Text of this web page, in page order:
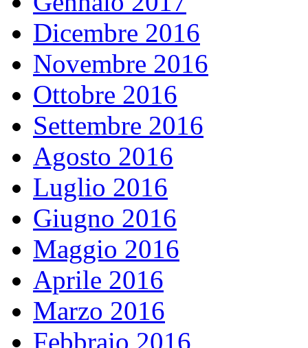
Dicembre 2016
Novembre 2016
Ottobre 2016
Settembre 2016
Agosto 2016
Luglio 2016
Giugno 2016
Maggio 2016
Aprile 2016
Marzo 2016
Febbraio 2016